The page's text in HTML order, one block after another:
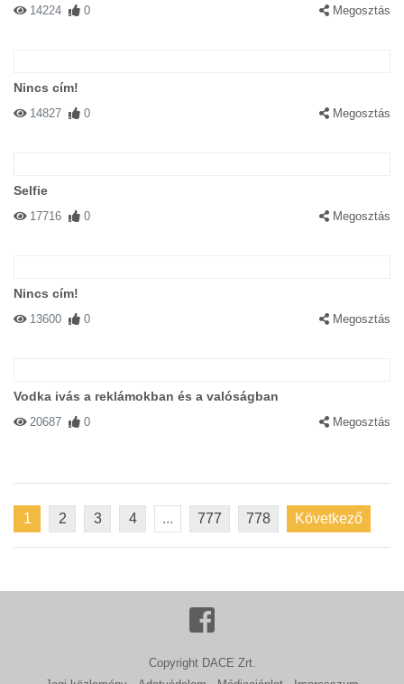
14224 0 Megosztás
Nincs cím!
14827 0 Megosztás
Selfie
17716 0 Megosztás
Nincs cím!
13600 0 Megosztás
Vodka ivás a reklámokban és a valóságban
20687 0 Megosztás
1 2 3 4 ... 777 778 Következő
Copyright DACE Zrt.